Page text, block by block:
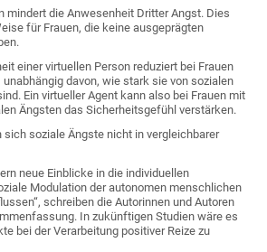
mindert die Anwesenheit Dritter Angst. Dies
für Frauen, die keine ausgeprägten
einer virtuellen Person reduziert bei Frauen
davon, wie stark sie von sozialen
Ein virtueller Agent kann also bei Frauen mit
Ängsten das Sicherheitsgefühl verstärken.
sich soziale Ängste nicht in vergleichbarer
neue Einblicke in die individuellen
Modulation der autonomen menschlichen
schreiben die Autorinnen und Autoren
In zukünftigen Studien wäre es
bei der Verarbeitung positiver Reize zu